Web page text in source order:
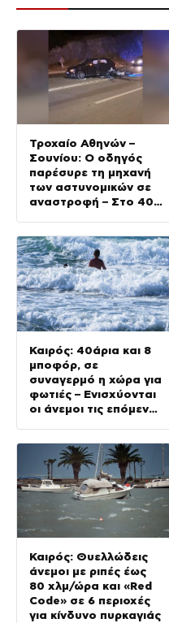
Τροχαίο Αθηνών –
Σουνίου: Ο οδηγός
παρέσυρε τη μηχανή
των αστυνομικών σε
αναστροφή – Στο 401
Καιρός: 40άρια και 8
μποφόρ, σε
συναγερμό η χώρα για
φωτιές – Ενισχύονται
οι άνεμοι τις επόμενες
Καιρός: Θυελλώδεις
άνεμοι με ριπές έως
80 χλμ/ώρα και «Red
Code» σε 6 περιοχές
για κίνδυνο πυρκαγιάς